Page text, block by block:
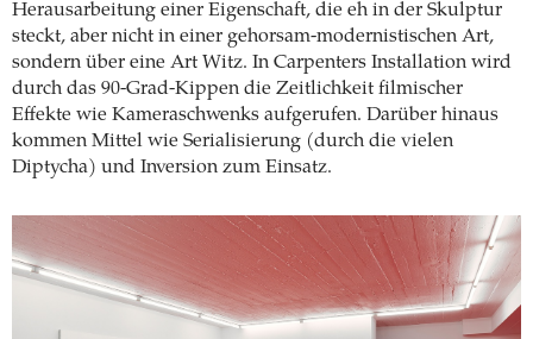
Herausarbeitung einer Eigenschaft, die eh in der Skulptur
steckt, aber nicht in einer gehorsam-modernistischen Art,
sondern über eine Art Witz. In Carpenters Installation wird
durch das 90-Grad-Kippen die Zeitlichkeit filmischer
Effekte wie Kameraschwenks aufgerufen. Darüber hinaus
kommen Mittel wie Serialisierung (durch die vielen
Diptycha) und Inversion zum Einsatz.